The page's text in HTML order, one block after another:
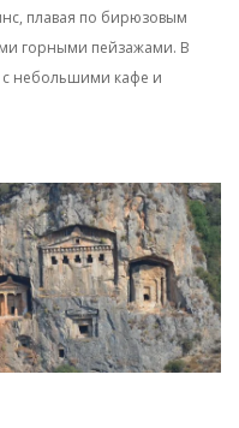
плавая по бирюзовым
горными пейзажами. В
с небольшими кафе и